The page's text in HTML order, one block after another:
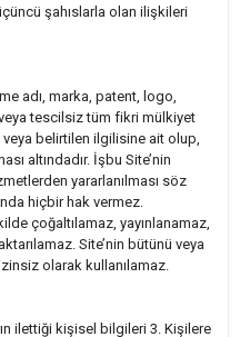
şahıslarla olan ilişkileri
adı, marka, patent, logo,
tescilsiz tüm fikri mülkiyet
belirtilen ilgilisine ait olup,
altındadır. İşbu Site’nin
yararlanılması söz
hiçbir hak vermez.
çoğaltılamaz, yayınlanamaz,
Site’nin bütünü veya
olarak kullanılamaz.
ilettiği kişisel bilgileri 3. Kişilere